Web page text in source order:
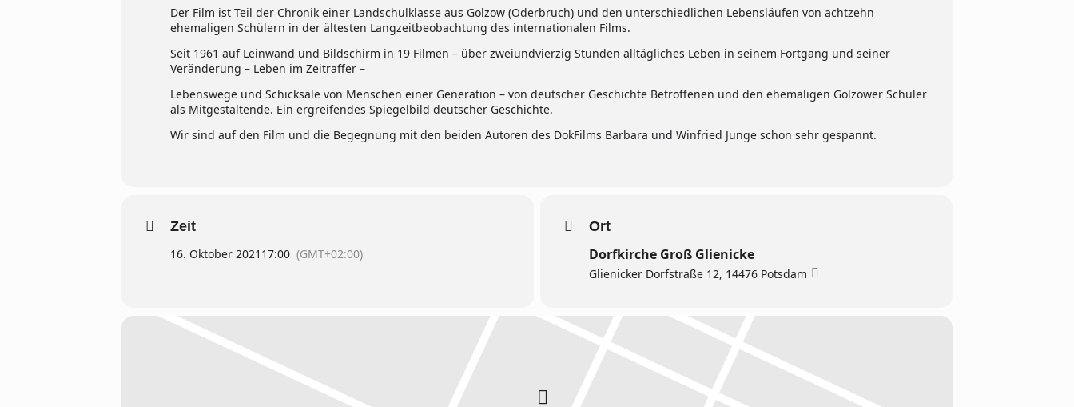
Der Film ist Teil der Chronik einer Landschulklasse aus Golzow (Oderbruch) und den unterschiedlichen Lebensläufen von achtzehn
ehemaligen Schülern in der ältesten Langzeitbeobachtung des internationalen Films.
Seit 1961 auf Leinwand und Bildschirm in 19 Filmen – über zweiundvierzig Stunden alltägliches Leben in seinem Fortgang und seiner
Veränderung – Leben im Zeitraffer –
Lebenswege und Schicksale von Menschen einer Generation – von deutscher Geschichte Betroffenen und den ehemaligen Golzower Schüler
als Mitgestaltende. Ein ergreifendes Spiegelbild deutscher Geschichte.
Wir sind auf den Film und die Begegnung mit den beiden Autoren des DokFilms Barbara und Winfried Junge schon sehr gespannt.
Zeit
16. Oktober 2021 17:00 (GMT+02:00)
Ort
Dorfkirche Groß Glienicke
Glienicker Dorfstraße 12, 14476 Potsdam